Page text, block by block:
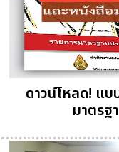
ดาวน์โหลด! แบ
มาตรฐ